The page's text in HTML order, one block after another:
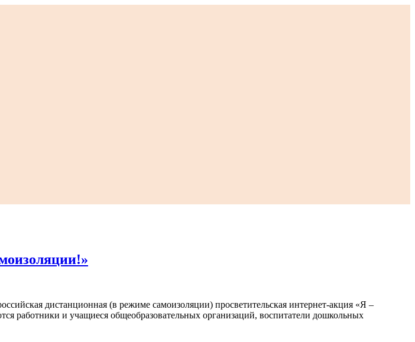
дистанционная (в режиме самоизоляции) просветительская интернет-акция «Я –
работники и учащиеся общеобразовательных организаций, воспитатели дошкольных